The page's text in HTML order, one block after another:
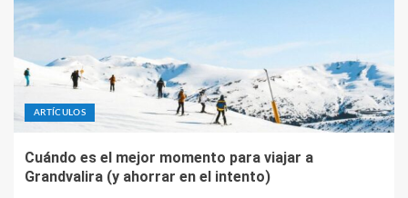
ARTÍCULOS
Cuándo es el mejor momento para viajar a
Grandvalira (y ahorrar en el intento)